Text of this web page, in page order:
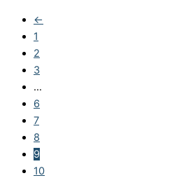
←
1
2
3
…
6
7
8
9
10